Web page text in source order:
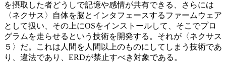
を摂取した者どうしで記憶や感情が共有できる、さらには
〈ネクサス〉自体を脳とインタフェースするファームウェア
として扱い、その上にOSをインストールして、そこでプロ
グラムを走らせるという技術を開発する。それが〈ネクサス
５〉だ。これは人間を人間以上のものにしてしまう技術であ
り、違法であり、ERDが禁止すべき対象である。